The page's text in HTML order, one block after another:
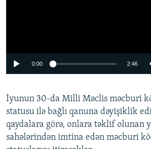
0:00 2:46
İyunun 30-da Milli Məclis məcburi
statusu ilə bağlı qanuna dəyişiklik
qaydalara görə, onlara təklif olunan
sahələrindən imtina edən məcburi